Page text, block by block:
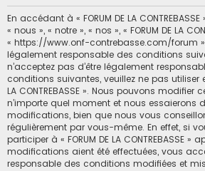
En accédant à « FORUM DE LA
« nous », « notre », « nos », « FORUM DE LA
« https://www.onf-contrebasse.com/forum
légalement responsable des conditions
n’acceptez pas d’être légalement
conditions suivantes, veuillez ne pas utiliser
LA CONTREBASSE ». Nous pouvons modifier
n’importe quel moment et nous essaierons
modifications, bien que nous vous
régulièrement par vous-même. En effet, si
participer à « FORUM DE LA CONTREBASSE »
modifications aient été effectuées, vous
responsable des conditions modifiées et